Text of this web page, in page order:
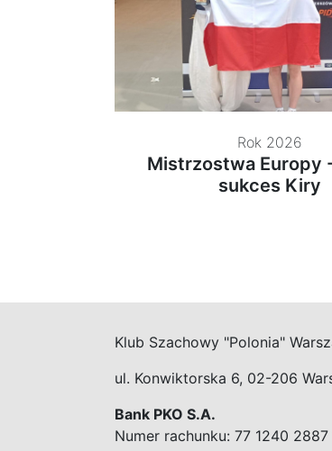
Rok 2026
Mistrzostwa Europy
sukces Kiry
Klub Szachowy "Polonia"
ul. Konwiktorska 6, 02-206
Bank PKO S.A.
Numer rachunku: 77 1240 2887